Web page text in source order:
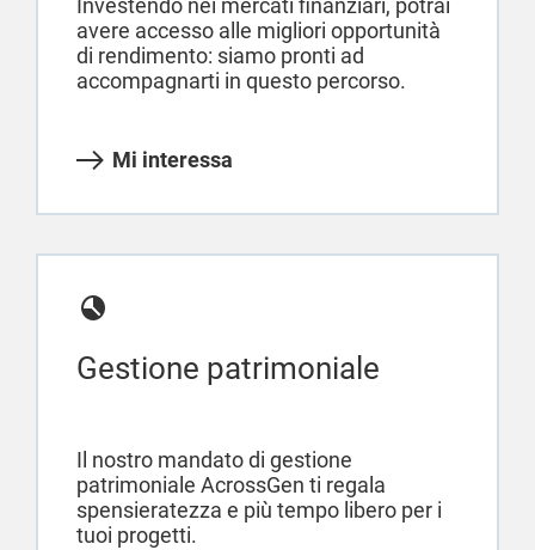
Investendo nei mercati finanziari, potrai
avere accesso alle migliori opportunità
di rendimento: siamo pronti ad
accompagnarti in questo percorso.
Mi interessa
Gestione patrimoniale
Il nostro mandato di gestione
patrimoniale AcrossGen ti regala
spensieratezza e più tempo libero per i
tuoi progetti.